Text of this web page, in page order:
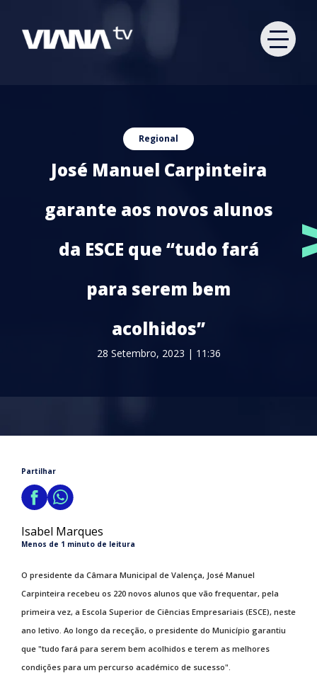
Regional
José Manuel Carpinteira
garante aos novos alunos
da ESCE que “tudo fará
para serem bem
acolhidos”
28 Setembro, 2023 | 11:36
Partilhar
Isabel Marques
Menos de 1 minuto de leitura
O presidente da Câmara Municipal de Valença, José Manuel
Carpinteira recebeu os 220 novos alunos que vão frequentar, pela
primeira vez, a Escola Superior de Ciências Empresariais (ESCE), neste
ano letivo. Ao longo da receção, o presidente do Município garantiu
que "tudo fará para serem bem acolhidos e terem as melhores
condições para um percurso académico de sucesso".